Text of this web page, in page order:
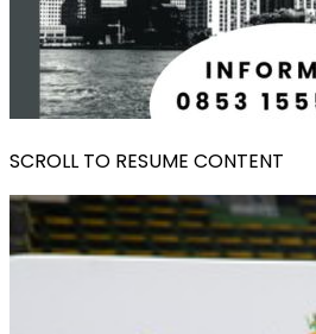
SCROLL TO RESUME CONTENT